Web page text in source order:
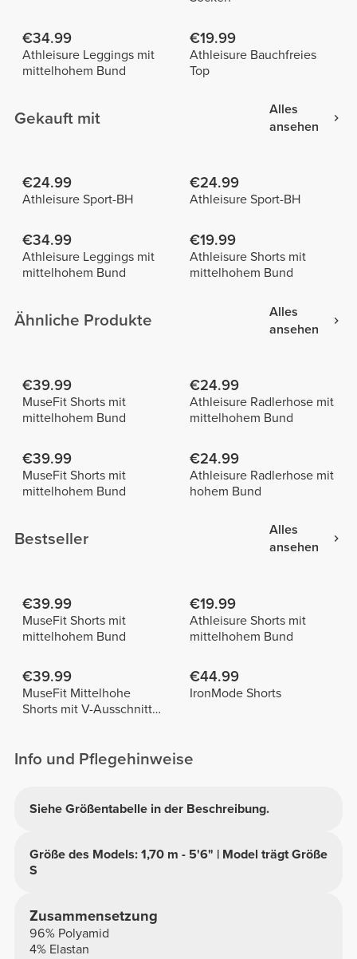
€34.99
Athleisure Leggings mit
mittelhohem Bund
€19.99
Athleisure Bauchfreies
Top
Gekauft mit
Alles
ansehen
€24.99
Athleisure Sport-BH
€24.99
Athleisure Sport-BH
€34.99
Athleisure Leggings mit
mittelhohem Bund
€19.99
Athleisure Shorts mit
mittelhohem Bund
Ähnliche Produkte
Alles
ansehen
€39.99
MuseFit Shorts mit
mittelhohem Bund
€24.99
Athleisure Radlerhose mit
mittelhohem Bund
€39.99
MuseFit Shorts mit
mittelhohem Bund
€24.99
Athleisure Radlerhose mit
hohem Bund
Bestseller
Alles
ansehen
€39.99
MuseFit Shorts mit
mittelhohem Bund
€19.99
Athleisure Shorts mit
mittelhohem Bund
€39.99
MuseFit Mittelhohe
Shorts mit V-Ausschnitt
€44.99
IronMode Shorts
Info und Pflegehinweise
Siehe Größentabelle in der Beschreibung.
Größe des Models: 1,70 m - 5'6" | Model trägt Größe
S
Zusammensetzung
96% Polyamid
4% Elastan